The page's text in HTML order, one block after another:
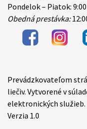
Pondelok – Piatok: 9:00
Obedná prestávka:
Items
Prevádzkovateľom
liečiv. Vytvorené v
elektronických služieb.
Verzia 1.0